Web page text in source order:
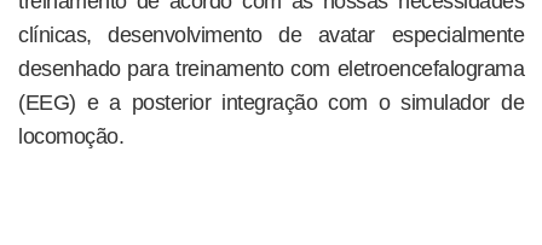
clínicas, desenvolvimento de avatar especialmente
desenhado para treinamento com eletroencefalograma
(EEG) e a posterior integração com o simulador de
locomoção.